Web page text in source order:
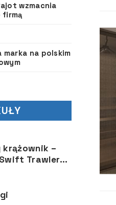
wzmacnia
firmą
marka na polskim
krążownik –
Trawler